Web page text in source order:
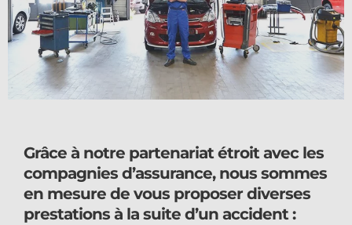
Grâce à notre partenariat étroit avec les
compagnies d’assurance, nous sommes
en mesure de vous proposer diverses
prestations à la suite d’un accident :